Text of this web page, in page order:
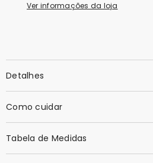
Ver informações da loja
Detalhes
Como cuidar
Tabela de Medidas